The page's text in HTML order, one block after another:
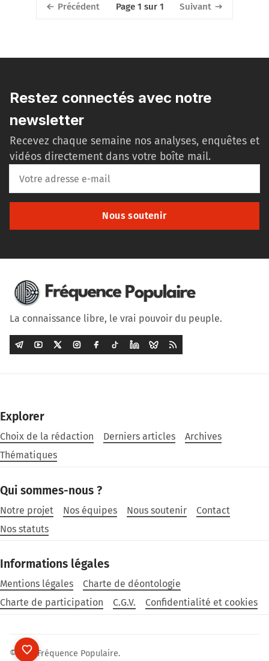
Précédent Page 1 sur 1 Suivant
Restez connectés avec notre
newsletter
Recevez chaque semaine nos analyses, enquêtes et
vidéos directement dans votre boîte mail.
Nous soutenir
La connaissance libre, le vrai pouvoir du peuple.
Explorer
Choix de la rédaction Derniers articles
Archives
Thématiques
Qui sommes-nous ?
Notre projet Nos équipes Nous soutenir
Contact
Nos statuts
Informations légales
Mentions légales
Charte de déontologie
Charte de participation
C.G.V. Confidentialité et cookies
©2026 Fréquence Populaire.